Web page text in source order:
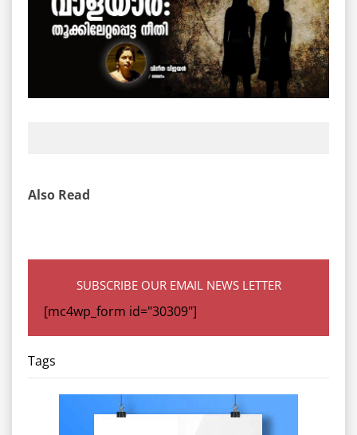
Also Read
SUBSCRIBE OUR EMAIL NEWS LETTER
[mc4wp_form id="30309"]
Tags